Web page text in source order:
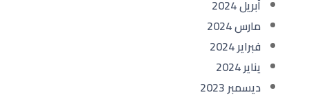
أبريل 2024
مارس 2024
فبراير 2024
يناير 2024
ديسمبر 2023